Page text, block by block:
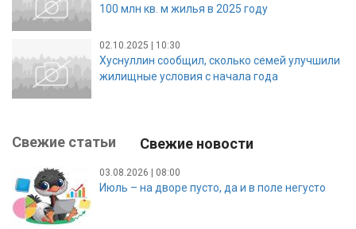
100 млн кв. м жилья в 2025 году
02.10.2025 | 10:30
Хуснуллин сообщил, сколько семей улучшили
жилищные условия с начала года
Свежие статьи Свежие новости
03.08.2026 | 08:00
Июль – на дворе пусто, да и в поле негусто